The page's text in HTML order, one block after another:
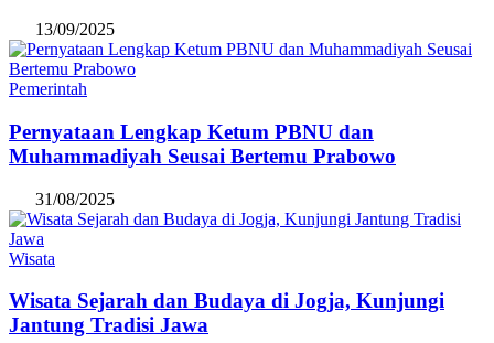
13/09/2025
Pemerintah
Pernyataan Lengkap Ketum PBNU dan
Muhammadiyah Seusai Bertemu Prabowo
31/08/2025
Wisata
Wisata Sejarah dan Budaya di Jogja, Kunjungi
Jantung Tradisi Jawa